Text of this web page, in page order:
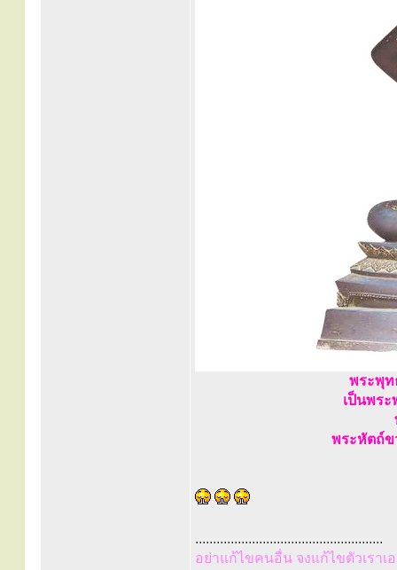
พระพุท
เป็นพร
พระหัตถ์ข
.....................................................
อย่าแก้ไขคนอื่น จงแก้ไขตัวเราเ